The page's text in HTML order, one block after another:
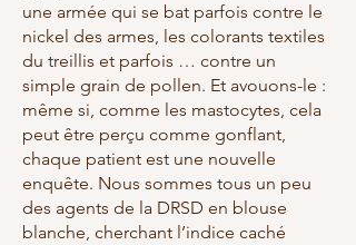
une armée qui se bat parfois contre le
nickel des armes, les colorants textiles
du treillis et parfois … contre un
simple grain de pollen. Et avouons-le :
même si, comme les mastocytes, cela
peut être perçu comme gonflant,
chaque patient est une nouvelle
enquête. Nous sommes tous un peu
des agents de la DRSD en blouse
blanche, cherchant l’indice caché